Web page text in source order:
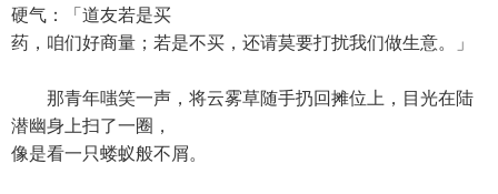
硬气：「道友若是买
药，咱们好商量；若是不买，还请莫要打扰我们做生意。」
那青年嗤笑一声，将云雾草随手扔回摊位上，目光在陆
潜幽身上扫了一圈，
像是看一只蝼蚁般不屑。